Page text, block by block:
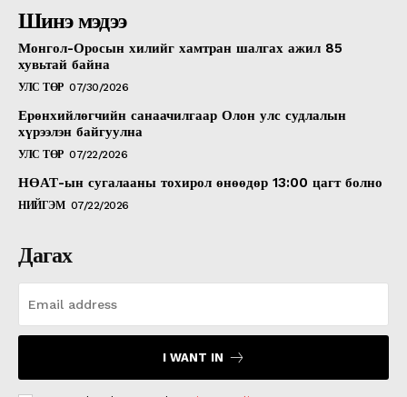
Шинэ мэдээ
Монгол-Оросын хилийг хамтран шалгах ажил 85
хувьтай байна
УЛС ТӨР 07/30/2026
Ерөнхийлөгчийн санаачилгаар Олон улс судлалын
хүрээлэн байгуулна
УЛС ТӨР 07/22/2026
НӨАТ-ын сугалааны тохирол өнөөдөр 13:00 цагт болно
НИЙГЭМ 07/22/2026
Дагах
I WANT IN